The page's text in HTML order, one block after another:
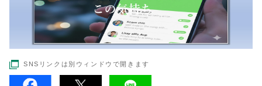
SNSリンクは別ウィンドウで開きます